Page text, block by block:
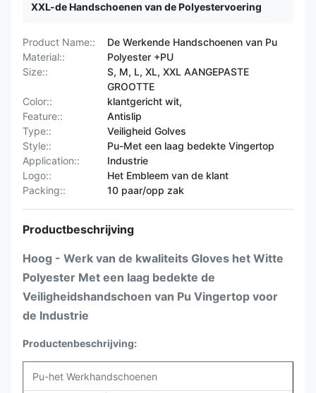
XXL-de Handschoenen van de Polyestervoering
Product Name::
De Werkende Handschoenen van Pu
Material::
Polyester +PU
Size::
S, M, L, XL, XXL AANGEPASTE
GROOTTE
Color::
klantgericht wit,
Feature::
Antislip
Type::
Veiligheid Golves
Style::
Pu-Met een laag bedekte Vingertop
Application::
Industrie
Logo::
Het Embleem van de klant
Packing::
10 paar/opp zak
Productbeschrijving
Hoog - Werk van de kwaliteits Gloves het Witte
Polyester Met een laag bedekte de
Veiligheidshandschoen van Pu Vingertop voor
de Industrie
Productenbeschrijving:
Pu-het Werkhandschoenen